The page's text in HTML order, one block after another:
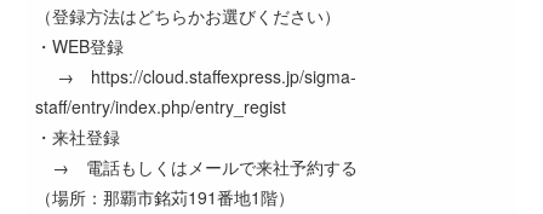
（登録方法はどちらかお選びください）
・WEB登録
→ https://cloud.staffexpress.jp/sigma-
staff/entry/index.php/entry_regist
・来社登録
→ 電話もしくはメールで来社予約する
（場所：那覇市銘苅191番地1階）